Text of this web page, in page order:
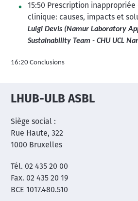
15:50 Prescription inappropriée
clinique: causes, impacts et
Luigi Devis (Namur Laboratory
Sustainability Team - CHU UCL
16:20 Conclusions
LHUB-ULB ASBL
Siège social :
Rue Haute, 322
1000 Bruxelles
Tél. 02 435 20 00
Fax. 02 435 20 19
BCE 1017.480.510